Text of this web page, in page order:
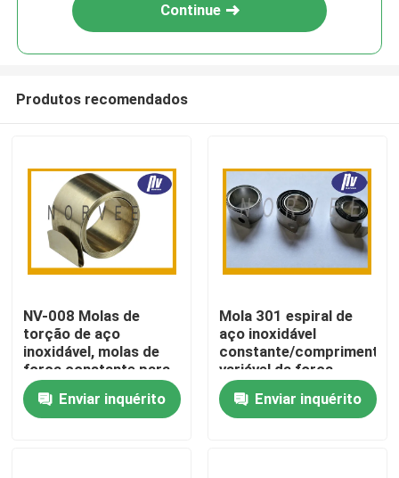
Casa
Produtos
Continue
Produtos recomendados
NV-008 Molas de
torção de aço
inoxidável, molas de
força constante para
máquinas de venda
automáticaEnviar inquérito
Mola 301 espiral de
aço inoxidável
constante/comprimento
variável da força
personalizado
Enviar inquérito